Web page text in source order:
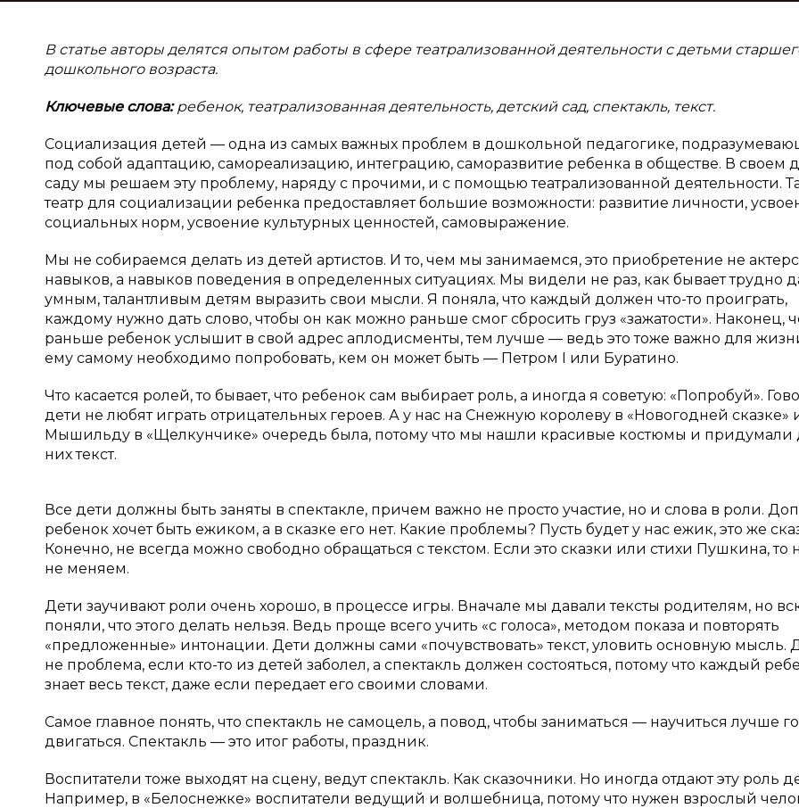
В статье авторы делятся опытом работы в сфере театрализованной деятельности с детьми
дошкольного возраста.
Ключевые слова:ребенок, театрализованная деятельность, детский сад, спектакль, текст.
Социализация детей — одна из самых важных проблем в дошкольной педагогике,
под собой адаптацию, самореализацию, интеграцию, саморазвитие ребенка в обществе. В своем
саду мы решаем эту проблему, наряду с прочими, и с помощью театрализованной деятельности.
театр для социализации ребенка предоставляет большие возможности: развитие личности,
социальных норм, усвоение культурных ценностей, самовыражение.
Мы не собираемся делать из детей артистов. И то, чем мы занимаемся, это приобретение не
навыков, а навыков поведения в определенных ситуациях. Мы видели не раз, как бывает трудно
умным, талантливым детям выразить свои мысли. Я поняла, что каждый должен что-то проиграть,
каждому нужно дать слово, чтобы он как можно раньше смог сбросить груз «зажатости». Наконец,
раньше ребенок услышит в свой адрес аплодисменты, тем лучше — ведь это тоже важно для
ему самому необходимо попробовать, кем он может быть — Петром I или Буратино.
Что касается ролей, то бывает, что ребенок сам выбирает роль, а иногда я советую: «Попробуй».
дети не любят играть отрицательных героев. А у нас на Снежную королеву в «Новогодней сказке»
Мышильду в «Щелкунчике» очередь была, потому что мы нашли красивые костюмы и придумали
них текст.
Все дети должны быть заняты в спектакле, причем важно не просто участие, но и слова в роли.
ребенок хочет быть ежиком, а в сказке его нет. Какие проблемы? Пусть будет у нас ежик, это же
Конечно, не всегда можно свободно обращаться с текстом. Если это сказки или стихи Пушкина, то
не меняем.
Дети заучивают роли очень хорошо, в процессе игры. Вначале мы давали тексты родителям, но
поняли, что этого делать нельзя. Ведь проще всего учить «с голоса», методом показа и повторять
«предложенные» интонации. Дети должны сами «почувствовать» текст, уловить основную мысль.
не проблема, если кто-то из детей заболел, а спектакль должен состояться, потому что каждый
знает весь текст, даже если передает его своими словами.
Самое главное понять, что спектакль не самоцель, а повод, чтобы заниматься — научиться лучше
двигаться. Спектакль — это итог работы, праздник.
Воспитатели тоже выходят на сцену, ведут спектакль. Как сказочники. Но иногда отдают эту роль
Например, в «Белоснежке» воспитатели ведущий и волшебница, потому что нужен взрослый